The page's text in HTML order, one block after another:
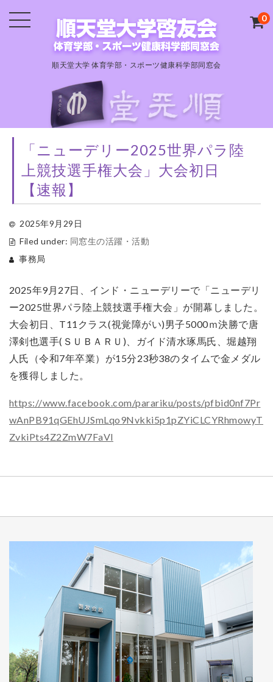
順天堂大学 体育学部・スポーツ健康科学部同窓会
0
「ニューデリー2025世界パラ陸
上競技選手権大会」大会初日
【速報】
2025年9月29日
Filed under: 同窓生の活躍・活動
事務局
2025年9月27日、インド・ニューデリーで「ニューデリ
ー2025世界パラ陸上競技選手権大会」が開幕しました。
大会初日、T11クラス(視覚障がい)男子5000ｍ決勝で唐
澤剣也選手(ＳＵＢＡＲＵ)、ガイド清水琢馬氏、堀越翔
人氏（令和7年卒業）が15分23秒38のタイムで金メダル
を獲得しました。
https://www.facebook.com/parariku/posts/pfbid0nf7Pr
wAnPB91qGEhUJSmLqo9Nvkki5p1pZYiCLCYRhmowyT
ZvkiPts4Z2ZmW7FaVl